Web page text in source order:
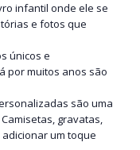
infantil onde ele se
e fotos que
únicos e
por muitos anos são
são uma
gravatas,
um toque